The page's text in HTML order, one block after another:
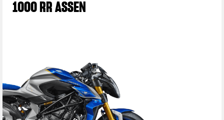
1000 RR ASSEN